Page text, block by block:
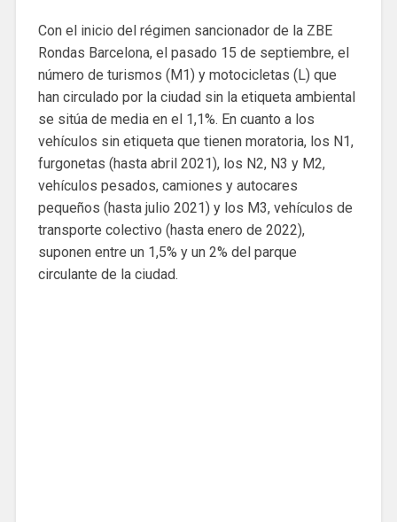
Con el inicio del régimen sancionador de la ZBE
Rondas Barcelona, ​​el pasado 15 de septiembre, el
número de turismos (M1) y motocicletas (L) que
han circulado por la ciudad sin la etiqueta ambiental
se sitúa de media en el 1,1%. En cuanto a los
vehículos sin etiqueta que tienen moratoria, los N1,
furgonetas (hasta abril 2021), los N2, N3 y M2,
vehículos pesados, camiones y autocares
pequeños (hasta julio 2021) y los M3, vehículos de
transporte colectivo (hasta enero de 2022),
suponen entre un 1,5% y un 2% del parque
circulante de la ciudad.